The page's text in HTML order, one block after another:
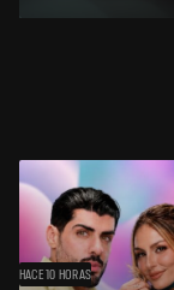
HACE 10 HORAS